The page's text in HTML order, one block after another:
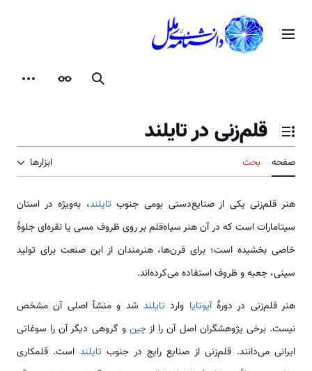
محتوامنوی اصلی
جستجوظاهر
تغییر وضعیت فهرست محتویات
قلم‌زنی در تایلند
صفحه بحث ابزارها
هنر قلم‌زنی یکی از صنایع‌دستی بومی جنوب تایلند، به‌ویژه در استان
سیتامارات است که در آن هنر سیاه‌قلم بر روی ظروف مسی یا نقره‌ای جلوهٔ
خاصی بخشیده است؛ برای قرن‌ها، هنرمندان از این صنعت برای تولید
سینی، جعبه و ظروف استفاده می‌کرده‌اند.
هنر قلم‌زنی در دورهٔآیوتایا وارد تایلند شد و منشأ اصلی آن مشخص
نیست. برخی پژوهشگران اصل آن را ازچین و گروهی دیگر آن را سوغاتی
ایرانی می‌دانند. قلم‌زنی از صنایع رایج در جنوب تایلند است. قلمکاری